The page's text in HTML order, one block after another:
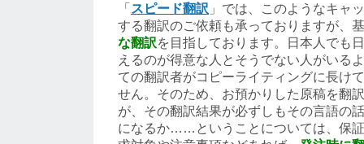
「 スピード翻訳 」では、このようなキャ
する翻訳のご依頼も承っておりますが、
な翻訳を目指しております。日本人でも
えるのが得意な人とそうでない人がいる
ての翻訳者がコピーライティングに長け
せん。そのため、お預かりした原稿を翻
が、その翻訳結果が必ずしもその言語の
になるか……ということについては、保